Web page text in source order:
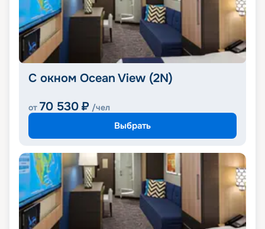
С окном Ocean View (2N)
от 70 530 ₽ /чел
Выбрать